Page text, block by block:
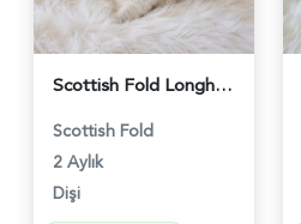
Scottish Fold Longhair Blue Point Dişi - 4613
Scottish Fold
2 Aylık
Dişi